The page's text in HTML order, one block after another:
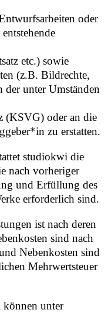
oder
etc.) sowie
(z.B. Bildrechte,
der unter Umständen
(KSVG) oder an die
zu erstatten.
studiokwi die
nach vorheriger
und Erfüllung des
erforderlich sind.
ist nach deren
sind nach
Nebenkosten sind
Mehrwertsteuer
unter